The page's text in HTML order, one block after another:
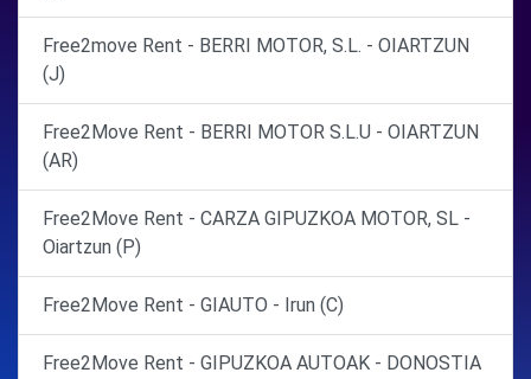
Free2move Rent - BERRI MOTOR, S.L. - OIARTZUN
(J)
Free2Move Rent - BERRI MOTOR S.L.U - OIARTZUN
(AR)
Free2Move Rent - CARZA GIPUZKOA MOTOR, SL -
Oiartzun (P)
Free2Move Rent - GIAUTO - Irun (C)
Free2Move Rent - GIPUZKOA AUTOAK - DONOSTIA